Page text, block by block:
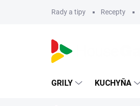
Rady a tipy Recepty
GRILY KUCHYŇA